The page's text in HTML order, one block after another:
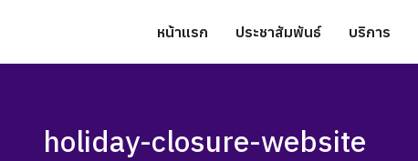
หน้าแรก ประชาสัมพันธ์ บริการ
holiday-closure-website